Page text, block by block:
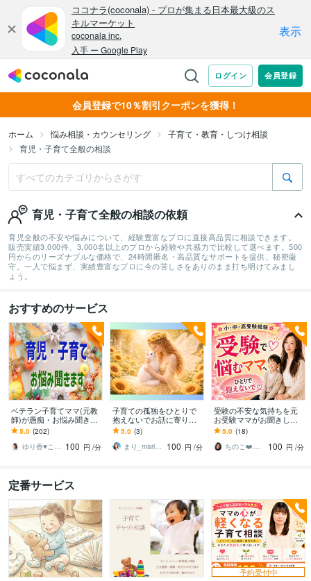
会員登録で10％割引クーポンを獲得！
ホーム 悩み相談・カウンセリング
子育て・教育・しつけ相談
育児・子育て全般の相談
育児・子育て全般の相談の依頼
育児全般の不安や悩みについて、経験豊富なプロに直接高品質に相談できます。
販売実績3,000件、3,000名以上のプロから経験や共感力で比較して選べます。500
円からのリーズナブルな価格で、24時間匿名・高品質なサポートを提供。秘密厳
守。一人で悩まず、実績豊富なプロに今の苦しさをありのまま打ち明けてみまし
ょう。
おすすめのサービス
ベテラン子育てママ(元教
師)が愚痴・お悩み聞きま
す 育児/不安/習い事/学習/
受験/思春期/自立/ママ友✨
何でも
5.0 (202)
ゆり香♥️こころの放課後カフェ ♫ 100 円 /分
子育ての孤独をひとりで
抱えないでお話に寄り添
います 受験・反抗期・夫
婦問題|子育て終了したベ
テラン母がお悩み共感
5.0 (3)
まり_mari✨️憩い時間♡心に光を灯す
100 円 /分
受験の不安な気持ちを元
お受験ママがお聞きしま
す 受験の不安/親子関係/反
抗期/ワンオペ受験/模試の
悩み/塾
5.0 (18)
ちのこ❤️ポジティブカウンセラー
100 円 /分
定番サービス
予約受付中